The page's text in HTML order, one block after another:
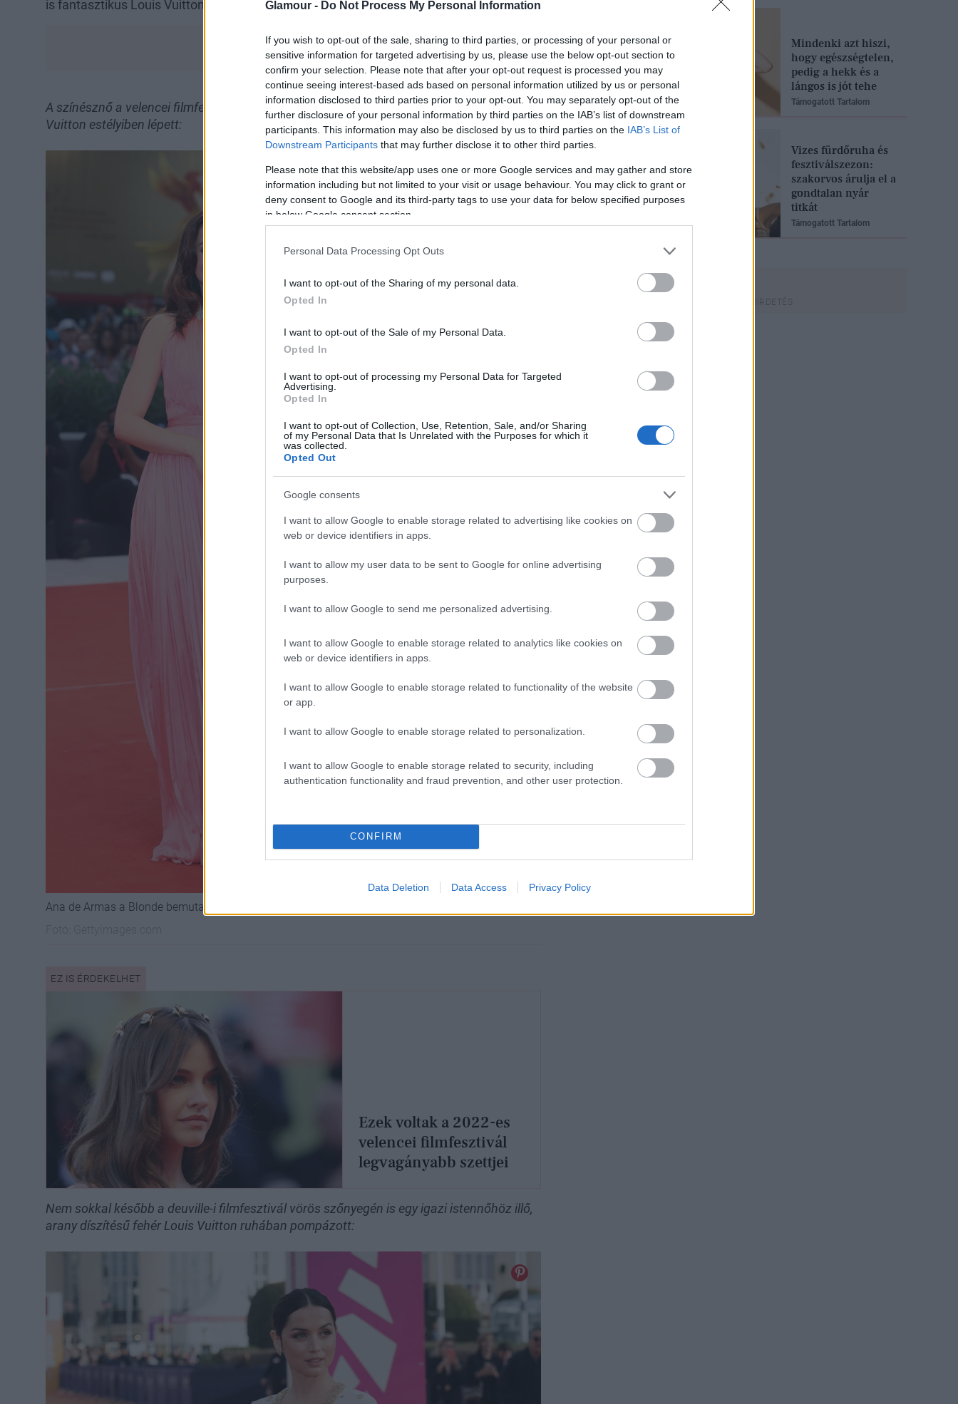
Glamour - Do Not Process My Personal Information
If you wish to opt-out of the sale, sharing to third parties, or processing of your personal or
sensitive information for targeted advertising by us, please use the below opt-out section to
confirm your selection. Please note that after your opt-out request is processed you may
continue seeing interest-based ads based on personal information utilized by us or personal
information disclosed to third parties prior to your opt-out. You may separately opt-out of the
further disclosure of your personal information by third parties on the IAB’s list of downstream
participants. This information may also be disclosed by us to third parties on the IAB’s List of
Downstream Participants that may further disclose it to other third parties.
Please note that this website/app uses one or more Google services and may gather and store
information including but not limited to your visit or usage behaviour. You may click to grant or
deny consent to Google and its third-party tags to use your data for below specified purposes
in below Google consent section.
Personal Data Processing Opt Outs
I want to opt-out of the Sharing of my personal data.
Opted In
I want to opt-out of the Sale of my Personal Data.
Opted In
I want to opt-out of processing my Personal Data for Targeted
Advertising.
Opted In
I want to opt-out of Collection, Use, Retention, Sale, and/or Sharing
of my Personal Data that Is Unrelated with the Purposes for which it
was collected.
Opted Out
Google consents
I want to allow Google to enable storage related to advertising like cookies on
web or device identifiers in apps.
I want to allow my user data to be sent to Google for online advertising
purposes.
I want to allow Google to send me personalized advertising.
I want to allow Google to enable storage related to analytics like cookies on
web or device identifiers in apps.
I want to allow Google to enable storage related to functionality of the website
or app.
I want to allow Google to enable storage related to personalization.
I want to allow Google to enable storage related to security, including
authentication functionality and fraud prevention, and other user protection.
CONFIRM
Data Deletion Data Access Privacy Policy
is fantasztikus Louis Vuitton ruhákban érkezett a film premier vetítéseire.
A színésznő a velencei filmfesztivál vörös szőnyegére egy gyönyörű rózsaszín Louis
Vuitton estélyiben lépett:
Ana de Armas a Blonde bemutatóján a velencei filmfesztiválon | Daniele Venturelli
Ezek voltak a 2022-es
velencei filmfesztivál
legvagányabb szettjei
Nem sokkal később a deuville-i filmfesztivál vörös szőnyegén is egy igazi istennőhöz illő,
arany díszítésű fehér Louis Vuitton ruhában pompázott:
Mindenki azt hiszi,
hogy egészségtelen,
pedig a hekk és a
lángos is jót tehe
Támogatott Tartalom
Vizes fürdőruha és
fesztiválszezon:
szakorvos árulja el a
gondtalan nyár
titkát
Támogatott Tartalom